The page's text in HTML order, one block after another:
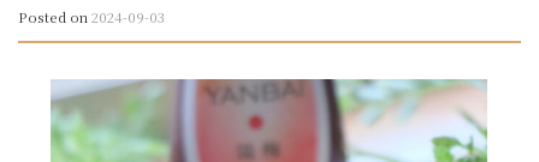
Posted on2024-09-03